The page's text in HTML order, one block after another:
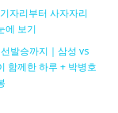
자리부터 사자자리
에 보기
발승까지｜삼성 vs
함께한 하루 + 박병호